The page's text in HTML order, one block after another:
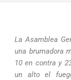
La Asamblea
una brumadora
10 en contra y
un alto el